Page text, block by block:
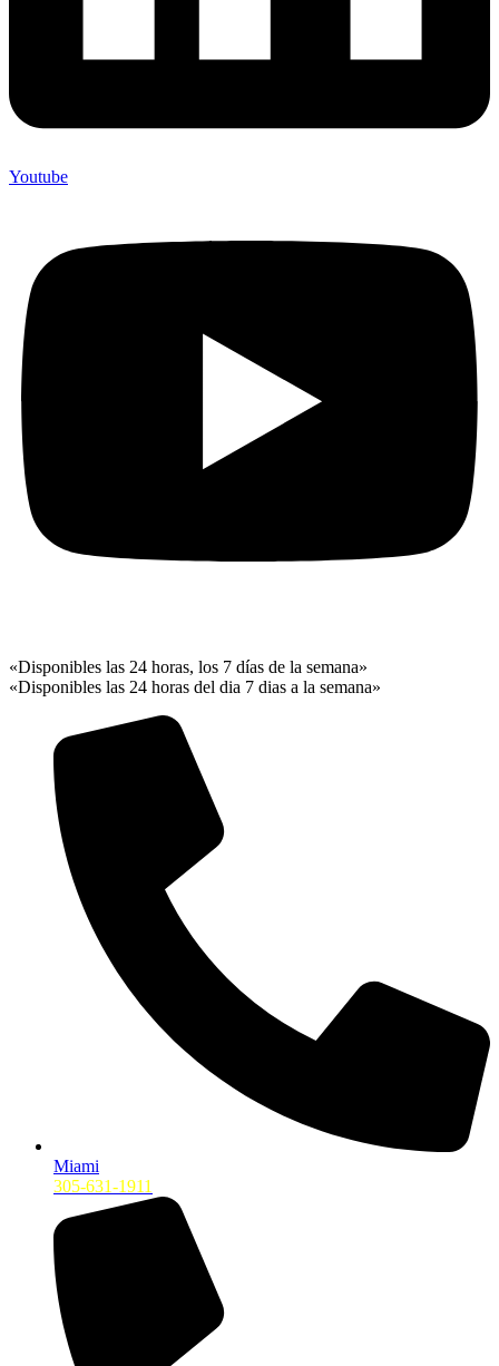
Youtube
«Disponibles las 24 horas, los 7 días de la semana»
«Disponibles las 24 horas del dia 7 dias a la semana»
Miami
305-631-1911